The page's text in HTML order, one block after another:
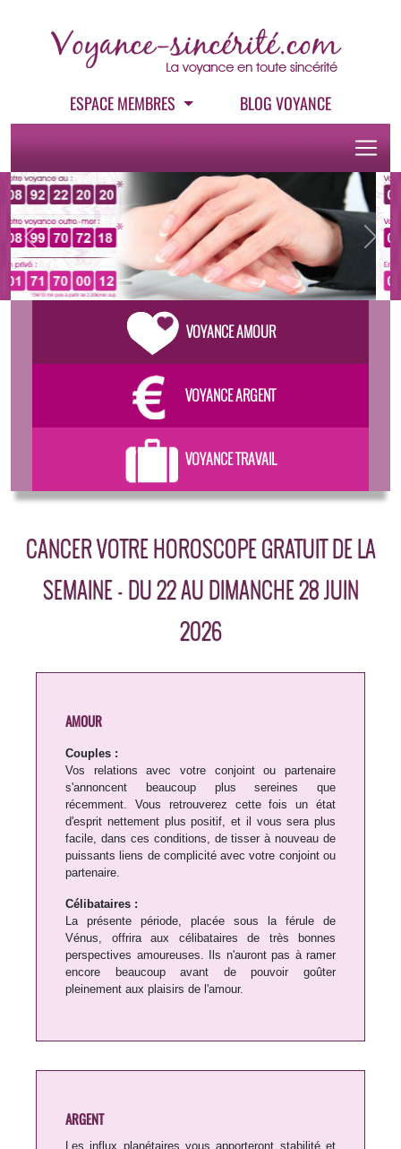
ESPACE MEMBRES BLOG VOYANCE
Previous Next
VOYANCE AMOUR
VOYANCE ARGENT
VOYANCE TRAVAIL
CANCER VOTRE HOROSCOPE GRATUIT DE LA
SEMAINE - DU 22 AU DIMANCHE 28 JUIN
2026
AMOUR
Couples :
Vos relations avec votre conjoint ou partenaire
s'annoncent beaucoup plus sereines que
récemment. Vous retrouverez cette fois un état
d'esprit nettement plus positif, et il vous sera plus
facile, dans ces conditions, de tisser à nouveau de
puissants liens de complicité avec votre conjoint ou
partenaire.
Célibataires :
La présente période, placée sous la férule de
Vénus, offrira aux célibataires de très bonnes
perspectives amoureuses. Ils n'auront pas à ramer
encore beaucoup avant de pouvoir goûter
pleinement aux plaisirs de l'amour.
ARGENT
Les influx planétaires vous apporteront stabilité et